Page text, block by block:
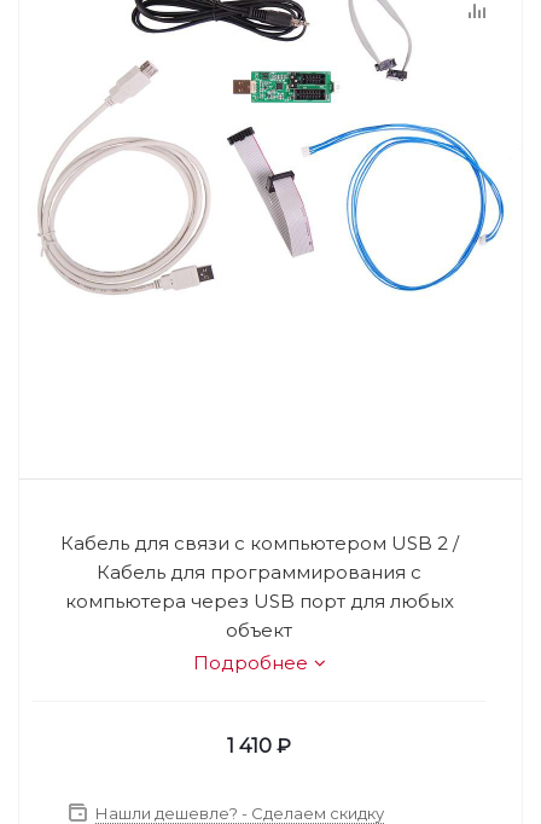
Кабель для связи с компьютером USB 2 /
Кабель для программирования с
компьютера через USB порт для любых
объект
Подробнее
1 410 ₽
Нашли дешевле? - Сделаем скидку